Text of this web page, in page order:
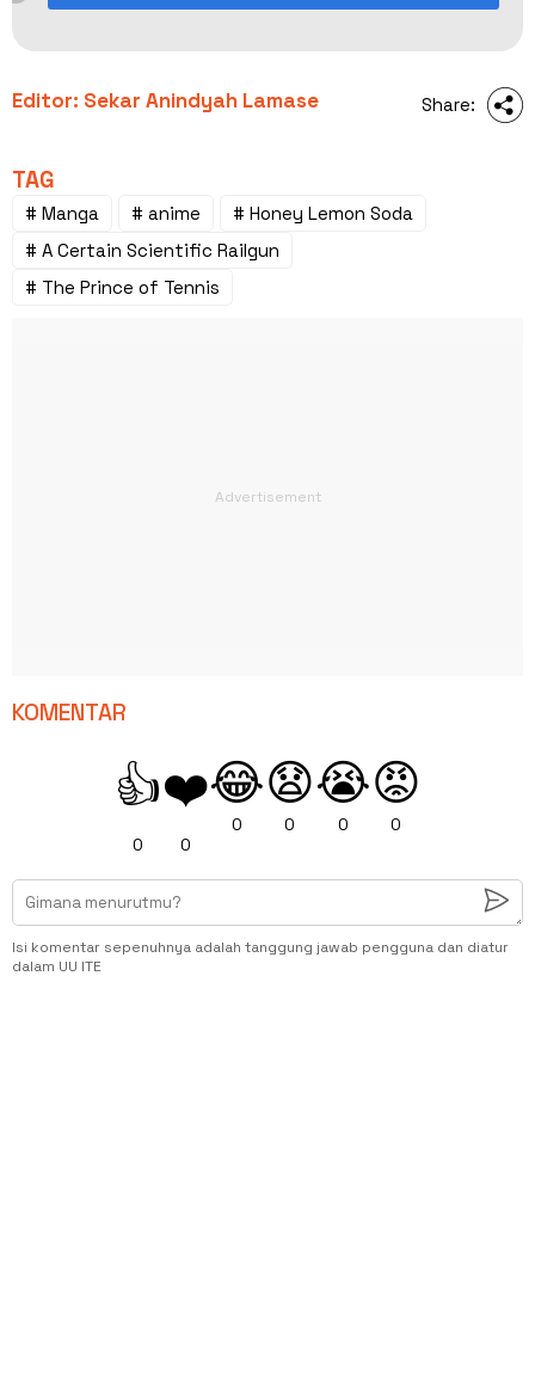
Editor: Sekar Anindyah Lamase Share:
TAG
# Manga # anime
# Honey Lemon Soda
# A Certain Scientific Railgun
# The Prince of Tennis
KOMENTAR
👍
0
❤️
0
😂
0
😧
0
😭
0
😡
0
Isi komentar sepenuhnya adalah tanggung jawab pengguna dan diatur
dalam UU ITE